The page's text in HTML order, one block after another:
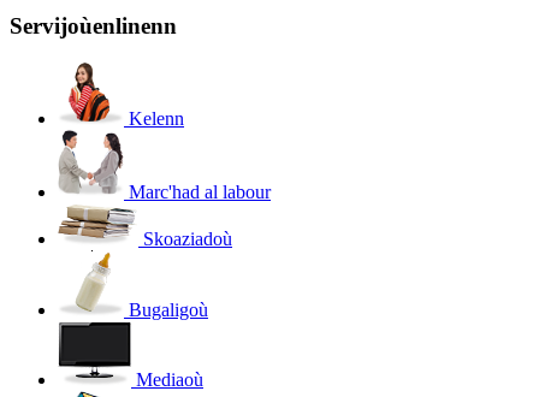
Servijoùenlinenn
Kelenn
Marc'had al labour
Skoaziadoù
Bugaligoù
Mediaoù